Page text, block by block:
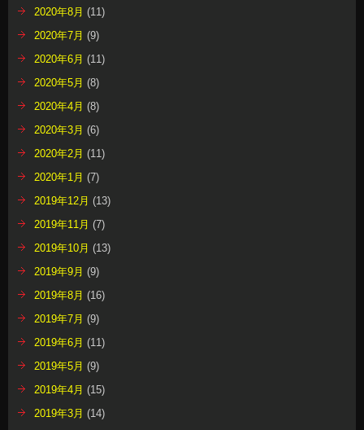
2020年8月 (11)
2020年7月 (9)
2020年6月 (11)
2020年5月 (8)
2020年4月 (8)
2020年3月 (6)
2020年2月 (11)
2020年1月 (7)
2019年12月 (13)
2019年11月 (7)
2019年10月 (13)
2019年9月 (9)
2019年8月 (16)
2019年7月 (9)
2019年6月 (11)
2019年5月 (9)
2019年4月 (15)
2019年3月 (14)